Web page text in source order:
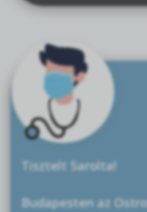
Tisztelt Sarolta!
Budapesten az